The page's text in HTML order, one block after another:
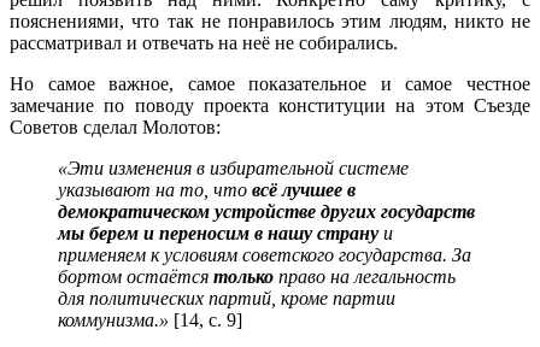
пояснениями, что так не понравилось этим людям, никто не
рассматривал и отвечать на неё не собирались.
Но самое важное, самое показательное и самое честное
замечание по поводу проекта конституции на этом Съезде
Советов сделал Молотов:
«Эти изменения в избирательной системе
указывают на то, что всё лучшее в
демократическом устройстве других государств
мы берем и переносим в нашу страну и
применяем к условиям советского государства. За
бортом остаётся только право на легальность
для политических партий, кроме партии
коммунизма.» [14, с. 9]